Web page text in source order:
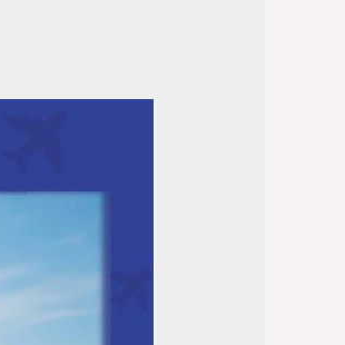
المسافرون